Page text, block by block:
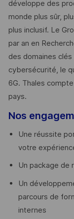
développe des
monde plus sûr,
plus inclusif. Le
par an en
des domaines clés
cybersécurité, le
6G. Thales
pays. ​
Nos
Une réussite
votre
Un package de
Un
parcours de
internes